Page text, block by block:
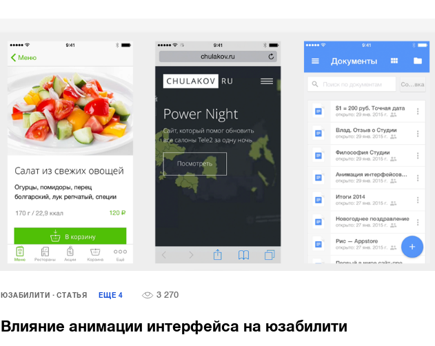
ЮЗАБИЛИТИ СТАТЬЯ ЕЩЕ4 3 270
Влияние анимации интерфейса на юзабилити